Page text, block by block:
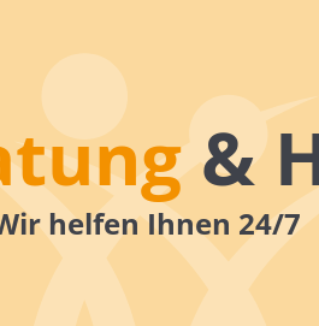
&
helfen Ihnen 24/7